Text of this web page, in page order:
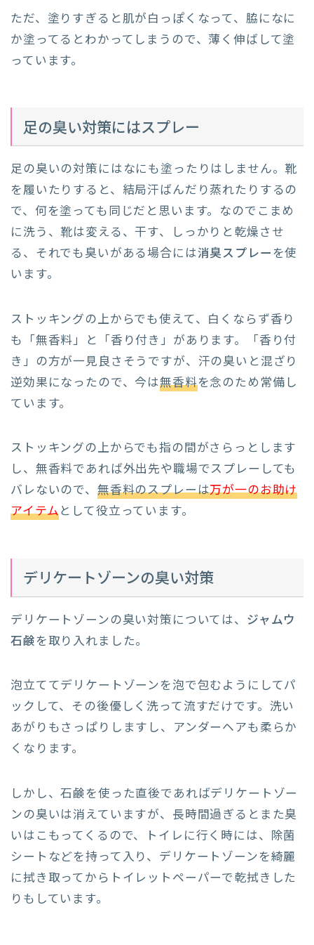
ただ、塗りすぎると肌が白っぽくなって、脇になに
か塗ってるとわかってしまうので、薄く伸ばして塗
っています。
足の臭い対策にはスプレー
足の臭いの対策にはなにも塗ったりはしません。靴
を履いたりすると、結局汗ばんだり蒸れたりするの
で、何を塗っても同じだと思います。なのでこまめ
に洗う、靴は変える、干す、しっかりと乾燥させ
る、それでも臭いがある場合には消臭スプレー を使
います。
ストッキングの上からでも使えて、白くならず香り
も「無香料」と「香り付き」があります。「香り付
き」の方が一見良さそうですが、汗の臭いと混ざり
逆効果になったので、今は無香料を念のため常備し
ています。
ストッキングの上からでも指の間がさらっとします
し、無香料であれば外出先や職場でスプレーしても
バレないので、 無香料のスプレーは万が一のお助け
アイテムとして役立っています。
デリケートゾーンの臭い対策
デリケートゾーンの臭い対策については、 ジャムウ
石鹸を取り入れました。
泡立ててデリケートゾーンを泡で包むようにしてパ
ックして、その後優しく洗って流すだけです。洗い
あがりもさっぱりしますし、アンダーヘアも柔らか
くなります。
しかし、石鹸を使った直後であればデリケートゾー
ンの臭いは消えていますが、長時間過ぎるとまた臭
いはこもってくるので、トイレに行く時には、除菌
シートなどを持って入り、デリケートゾーンを綺麗
に拭き取ってからトイレットペーパーで乾拭きした
りもしています。